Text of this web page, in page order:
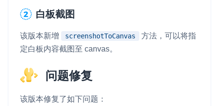
白板截图
该版本新增 screenshotToCanvas
方法，可以将指
定白板内容截图至 canvas。
问题修复
该版本修复了如下问题：